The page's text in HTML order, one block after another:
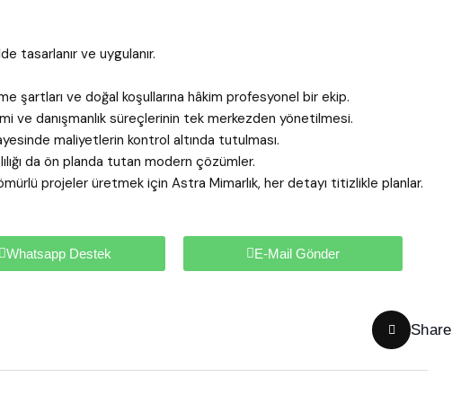
tasarlanır ve uygulanır.
şartları ve doğal koşullarına hâkim profesyonel bir ekip.
ve danışmanlık süreçlerinin tek merkezden yönetilmesi.
maliyetlerin kontrol altında tutulması.
da ön planda tutan modern çözümler.
projeler üretmek için Astra Mimarlık, her detayı titizlikle planlar.
Whatsapp Destek E-Mail Gönder
Share